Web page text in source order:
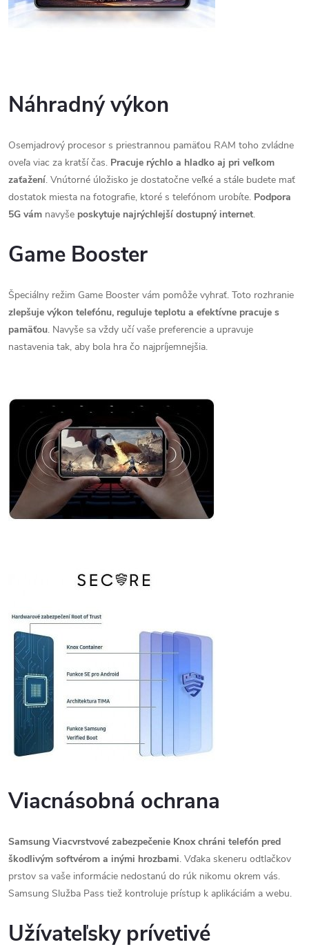
Náhradný výkon
Osemjadrový procesor s priestrannou pamäťou RAM toho zvládne
oveľa viac za kratší čas. Pracuje rýchlo a hladko aj pri veľkom
zaťažení. Vnútorné úložisko je dostatočne veľké a stále budete mať
dostatok miesta na fotografie, ktoré s telefónom urobíte. Podpora
5G vám navyše poskytuje najrýchlejší dostupný internet.
Game Booster
Špeciálny režim Game Booster vám pomôže vyhrať. Toto rozhranie
zlepšuje výkon telefónu, reguluje teplotu a efektívne pracuje s
pamäťou. Navyše sa vždy učí vaše preferencie a upravuje
nastavenia tak, aby bola hra čo najpríjemnejšia.
Viacnásobná ochrana
Samsung Viacvrstvové zabezpečenie Knox chráni telefón pred
škodlivým softvérom a inými hrozbami. Vďaka skeneru odtlačkov
prstov sa vaše informácie nedostanú do rúk nikomu okrem vás.
Samsung Služba Pass tiež kontroluje prístup k aplikáciám a webu.
Užívateľsky prívetivé